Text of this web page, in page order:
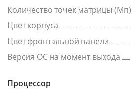
Количество точек матрицы (Мп)
Цвет корпуса
Цвет фронтальной панели
Версия ОС на момент выхода
Процессор